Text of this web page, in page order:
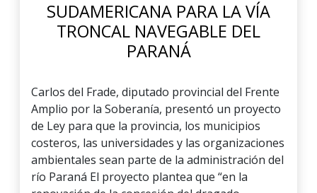
SUDAMERICANA PARA LA VÍA
TRONCAL NAVEGABLE DEL
PARANÁ
Carlos del Frade, diputado provincial del Frente
Amplio por la Soberanía, presentó un proyecto
de Ley para que la provincia, los municipios
costeros, las universidades y las organizaciones
ambientales sean parte de la administración del
río Paraná El proyecto plantea que “en la